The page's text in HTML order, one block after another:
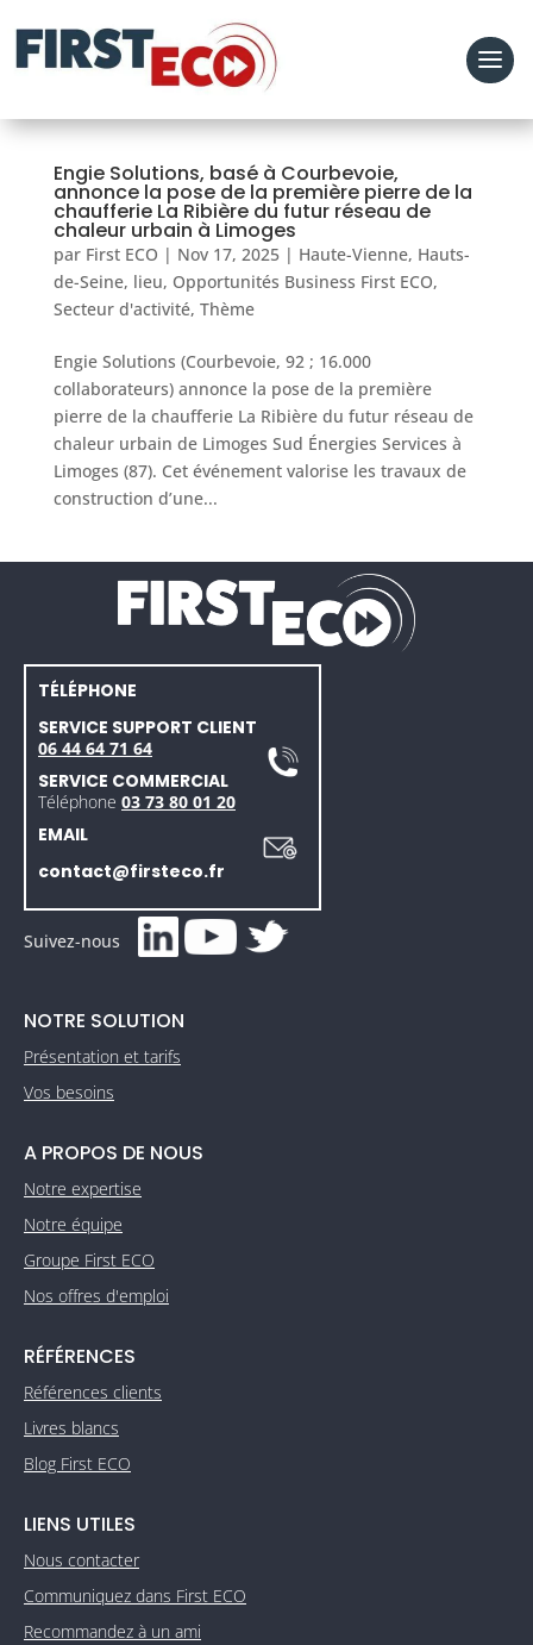
Engie Solutions, basé à Courbevoie,
annonce la pose de la première pierre de la
chaufferie La Ribière du futur réseau de
chaleur urbain à Limoges
par First ECO | Nov 17, 2025| Haute-Vienne, Hauts-
de-Seine, lieu, Opportunités Business First ECO,
Secteur d'activité, Thème
Engie Solutions (Courbevoie, 92 ; 16.000
collaborateurs) annonce la pose de la première
pierre de la chaufferie La Ribière du futur réseau de
chaleur urbain de Limoges Sud Énergies Services à
Limoges (87). Cet événement valorise les travaux de
construction d’une...
TÉLÉPHONE
SERVICE SUPPORT CLIENT
06 44 64 71 64
SERVICE COMMERCIAL
Téléphone 03 73 80 01 20
EMAIL
contact@firsteco.fr
Suivez-nous
NOTRE SOLUTION
Présentation et tarifs
Vos besoins
A PROPOS DE NOUS
Notre expertise
Notre équipe
Groupe First ECO
Nos offres d'emploi
RÉFÉRENCES
Références clients
Livres blancs
Blog First ECO
LIENS UTILES
Nous contacter
Communiquez dans First ECO
Recommandez à un ami